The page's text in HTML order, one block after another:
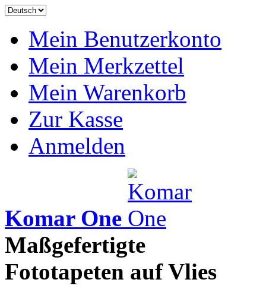
Mein Benutzerkonto
Mein Merkzettel
Mein Warenkorb
Zur Kasse
Anmelden
Komar One
Maßgefertigte
Fototapeten auf Vlies